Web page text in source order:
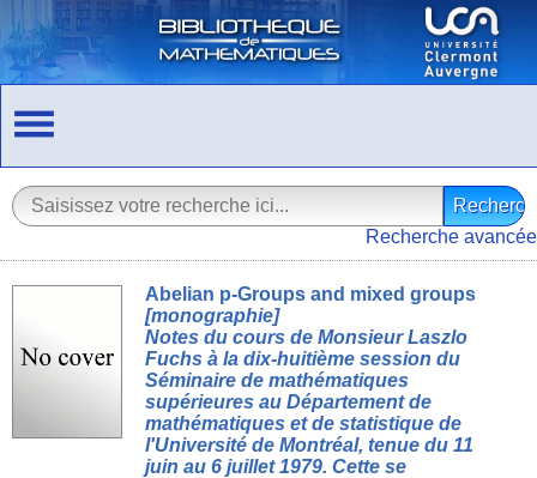
Recherche avancée
Abelian p-Groups and mixed groups
[monographie]
Notes du cours de Monsieur Laszlo
Fuchs à la dix-huitième session du
Séminaire de mathématiques
supérieures au Département de
mathématiques et de statistique de
l'Université de Montréal, tenue du 11
juin au 6 juillet 1979. Cette se